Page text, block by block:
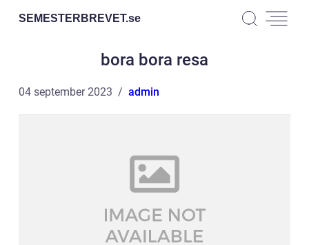
SEMESTERBREVET.se
bora bora resa
04 september 2023 admin